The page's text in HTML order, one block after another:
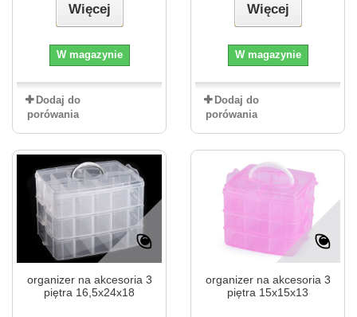
Więcej
W magazynie
Dodaj do
porówania
Więcej
W magazynie
Dodaj do
porówania
organizer na akcesoria 3
piętra 16,5x24x18
organizer na akcesoria 3
piętra 15x15x13